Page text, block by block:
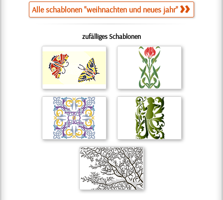
Alle schablonen "weihnachten und neues jahr"
zufälliges Schablonen